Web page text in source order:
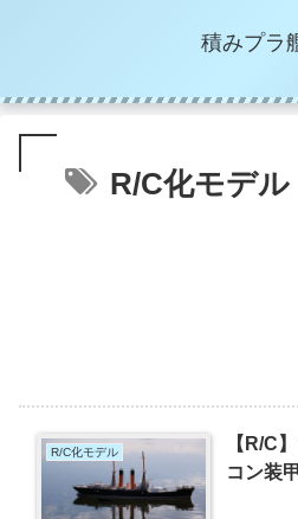
積みプラ
R/C化モデル
R/C化モデル
【R/C
コン装